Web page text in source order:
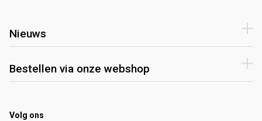
Nieuws
Bestellen via onze webshop
Volg ons